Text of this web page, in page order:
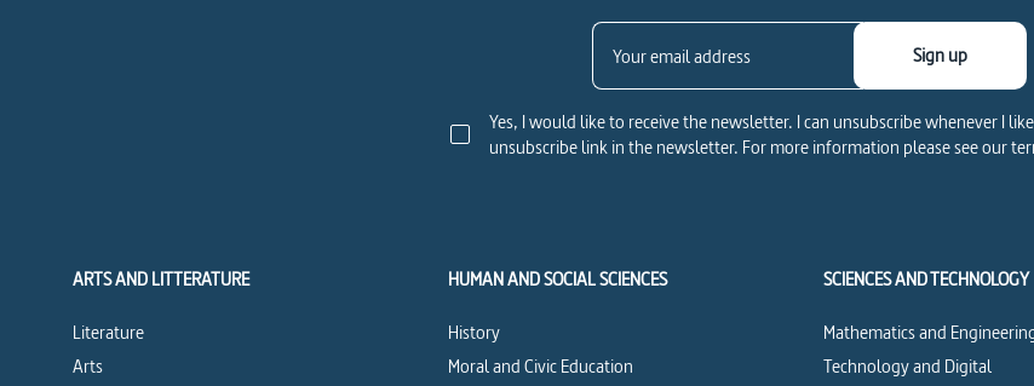
Yes, I would like to receive the newsletter. I can unsubscribe whenever I
unsubscribe link in the newsletter. For more information please see our
Sign up
ARTS AND LITTERATURE
Literature
Arts
HUMAN AND SOCIAL SCIENCES
History
Moral and Civic Education
SCIENCES AND TECHNOLOGY
Mathematics and
Technology and Digital